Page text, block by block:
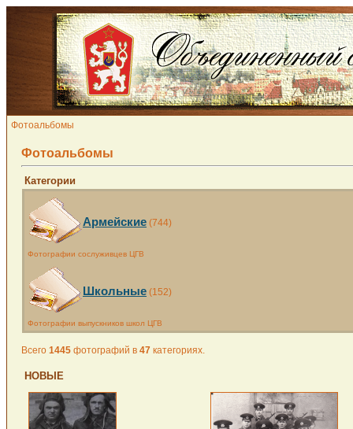
Фотоальбомы
Фотоальбомы
Категории
Армейские (744)
Фотографии сослуживцев ЦГВ
Школьные (152)
Фотографии выпускников школ ЦГВ
Всего 1445 фотографий в 47 категориях.
НОВЫЕ